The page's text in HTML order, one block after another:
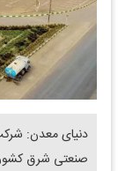
دنیای معدن:
صنعتی شرق